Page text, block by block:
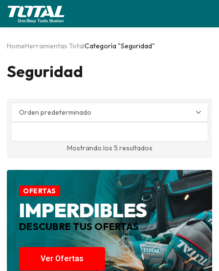
HomeHerramientas TotalCategoría "Seguridad"
Seguridad
Mostrando los 5 resultados
OFERTAS
IMPERDIBLES
DESCUBRE TUS OFERTAS
Ver Ofertas